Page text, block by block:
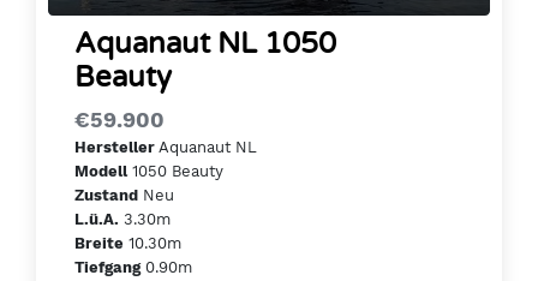
Aquanaut NL 1050
Beauty
€59.900
Hersteller Aquanaut NL
Modell1050 Beauty
Zustand Neu
L.ü.A. 3.30m
Breite 10.30m
Tiefgang0.90m